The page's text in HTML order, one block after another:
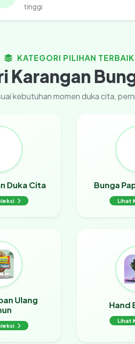
tinggi
KATEGORI PILIHAN TERBAIK
Karangan
kebutuhan momen duka cita,
Duka Cita Bunga
Lihat
Ulang
Hand
Lihat